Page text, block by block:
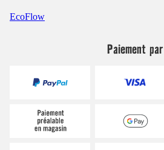
EcoFlow
Paiement par